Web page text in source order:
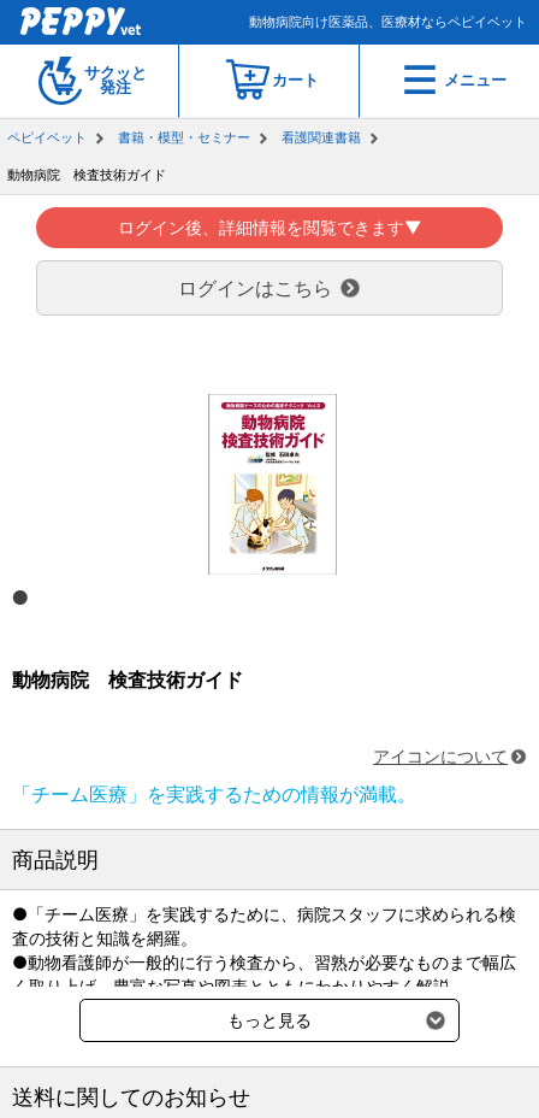
動物病院向け医薬品、医療材ならペピイベット
サクッと
発注
カート メニュー
ペピイベット 書籍・模型・セミナー 看護関連書籍
動物病院 検査技術ガイド
ログイン後、詳細情報を閲覧できます▼
ログインはこちら
動物病院 検査技術ガイド
アイコンについて
「チーム医療」を実践するための情報が満載。
商品説明
●「チーム医療」を実践するために、病院スタッフに求められる検
査の技術と知識を網羅。
●動物看護師が一般的に行う検査から、習熟が必要なものまで幅広
く取り上げ、豊富な写真や図表とともにわかりやすく解説。
●重要な検査である血液化学スクリーニング検査については、検査
値の見方や一般的な検査項目パターンまで紹介。また、動物病院ス
を円滑に行うために必要な情報も掲載。
もっと見る
送料に関してのお知らせ